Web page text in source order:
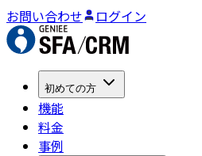
お問い合わせ ログイン
初めての方
機能
料金
事例